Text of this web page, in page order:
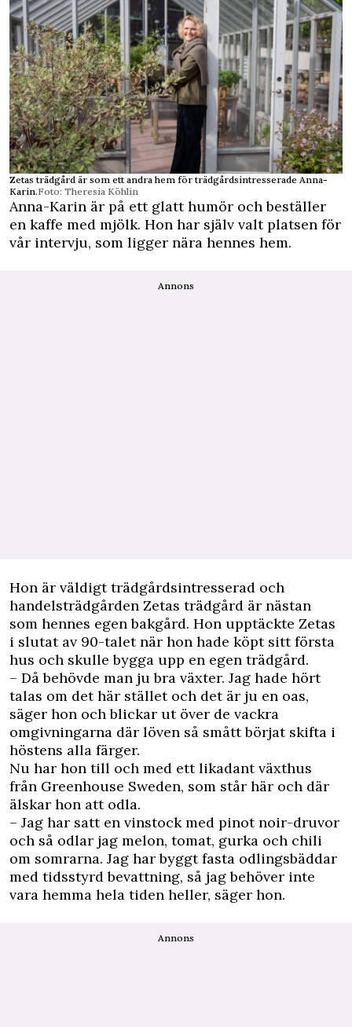
Zetas trädgård är som ett andra hem för trädgårdsintresserade Anna-
Karin.Foto: Theresia Köhlin
Anna-Karin är på ett glatt humör och beställer
en kaffe med mjölk. Hon har själv valt platsen för
vår intervju, som ligger nära hennes hem.
Annons
Hon är väldigt trädgårdsintresserad och
handelsträdgården Zetas trädgård är nästan
som hennes egen bakgård. Hon upptäckte Zetas
i slutat av 90-talet när hon hade köpt sitt första
hus och skulle bygga upp en egen trädgård.
– Då behövde man ju bra växter. Jag hade hört
talas om det här stället och det är ju en oas,
säger hon och blickar ut över de vackra
omgivningarna där löven så smått börjat skifta i
höstens alla färger.
Nu har hon till och med ett likadant växthus
från Greenhouse Sweden, som står här och där
älskar hon att odla.
– Jag har satt en vinstock med pinot noir-druvor
och så odlar jag melon, tomat, gurka och chili
om somrarna. Jag har byggt fasta odlingsbäddar
med tidsstyrd bevattning, så jag behöver inte
vara hemma hela tiden heller, säger hon.
Annons